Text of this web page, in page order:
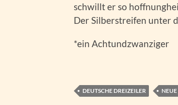
schwillt er so
Der Silberstreifen unter
*ein Achtundzwanziger
DEUTSCHE DREIZEILER